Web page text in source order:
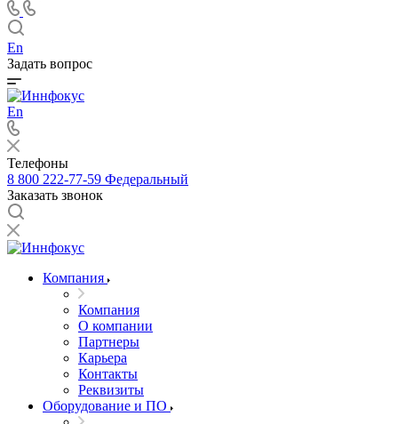
En
Задать вопрос
En
Телефоны
8 800 222-77-59 Федеральный
Заказать звонок
Компания
Компания
О компании
Партнеры
Карьера
Контакты
Реквизиты
Оборудование и ПО